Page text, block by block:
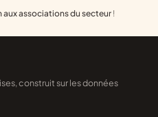
associations du secteur !